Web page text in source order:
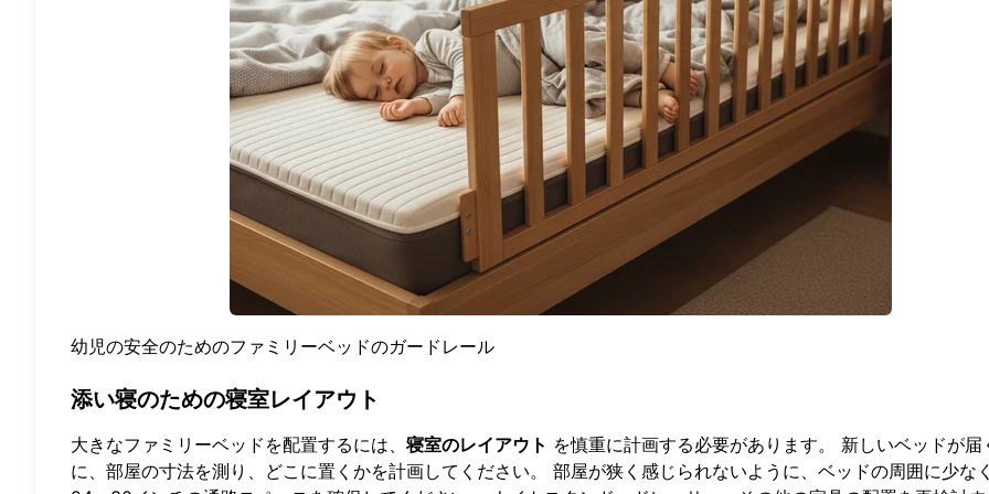
幼児の安全のためのファミリーベッドのガードレール
添い寝のための寝室レイアウト
大きなファミリーベッドを配置するには、 寝室のレイアウト を慎重に計画する必要があります。 新しいベッドが届
に、部屋の寸法を測り、どこに置くかを計画してください。 部屋が狭く感じられないように、ベッドの周囲に少な